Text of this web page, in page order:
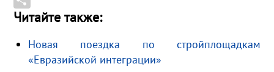
k
r
m
k
a
a
a
О
п
Читайте также:
Новая поездка по стройплощадкам
«Евразийской интеграции»